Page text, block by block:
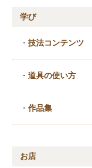
学び
・技法コンテンツ
・道具の使い方
・作品集
お店